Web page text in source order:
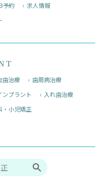
予約
求人情報
歯治療
歯周病治療
ンプラント
入れ歯治療
・小児矯正